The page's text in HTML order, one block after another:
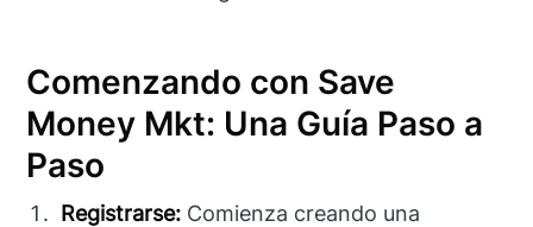
Comenzando con Save
Money Mkt: Una Guía Paso a
Paso
Registrarse: Comienza creando una